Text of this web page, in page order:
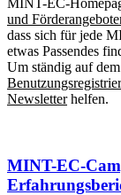
MINT-EC-
und
dass sich für jede
etwas Passendes
Um ständig auf
Newsletterhelfen.
MINT-EC-